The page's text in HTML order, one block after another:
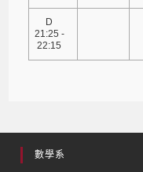
D
21:25 -
22:15
數學系